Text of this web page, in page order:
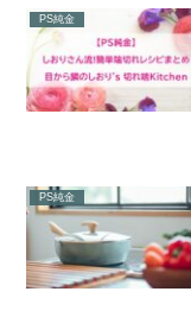
PS純金
PS純金